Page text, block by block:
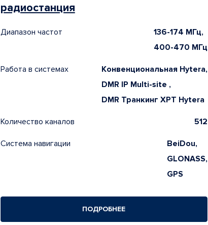
радиостанция
Диапазон частот
136-174 МГц,
400-470 МГц
Работа в системах
Конвенциональная Hytera,
DMR IP Multi-site ,
DMR Транкинг XPT Hytera
Количество каналов 512
Система навигации
BeiDou,
GLONASS,
GPS
ПОДРОБНЕЕ